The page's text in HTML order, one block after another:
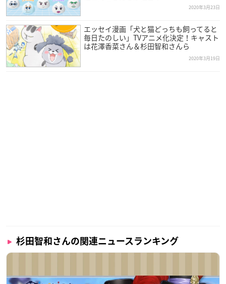
2020年3月23日
エッセイ漫画「犬と猫どっちも飼ってると
毎日たのしい」TVアニメ化決定！キャスト
は花澤香菜さん＆杉田智和さんら
2020年3月19日
杉田智和さんの関連ニュースランキング